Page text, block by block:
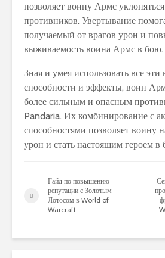
позволяет воину Армс
противников. Увертывание
получаемый от врагов урон и
выживаемость воина Армс в бою.
Зная и умея использовать все
способности и эффекты, воин
более сильным и опасным
Pandaria. Их комбинирование с
способностями позволяет воину
урон и стать настоящим героем в
Гайд по повышению
репутации с Золотым
Лотосом в World of
Warcraft